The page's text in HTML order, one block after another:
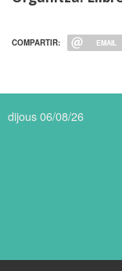
COMPARTIR: EMAIL
dijous 06/08/26